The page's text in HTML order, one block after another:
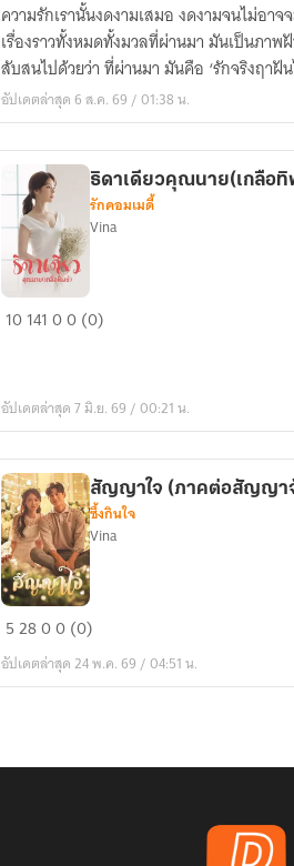
ฤา
ฝัน
ไป
ความรักเรานั้นงดงามเสมอ งดงามจนไม่อา
เรื่องราวทั้งหมดทั้งมวลที่ผ่านมา มันเป็นภาพ
สับสนไปด้วยว่า ที่ผ่านมา มันคือ ‘รักจ
อัปเดตล่าสุด 6 ส.ค. 69 / 01:38 น.
ธิดา
ธิดาเดียวคุณนาย(เกลือ
รักคอมเมดี้
Vina
1014100 (0)
อัปเดตล่าสุด 7 มิ.ย. 69 / 00:21 น.
สัญญา
(ภาค
สัญญาใจ (ภาคต่อสัญญา
ซึ้งกินใจ
Vina
52800 (0)
อัปเดตล่าสุด 24 พ.ค. 69 / 04:51 น.